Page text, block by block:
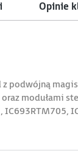
Opinie
podwójną
oraz